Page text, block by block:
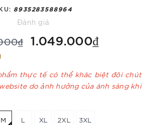
8935283588964
Đánh giá
1.049.000₫
thực tế có thể khác biệt đôi chút
do ảnh hưởng của ánh sáng khi
M L XL 2XL 3XL